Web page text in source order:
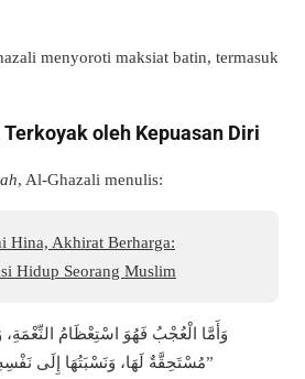
menyoroti maksiat batin, termasuk
oleh Kepuasan Diri
, Al-Ghazali menulis:
Hina, Akhirat Berharga:
Hidup Seorang Muslim
مُسْتَحِقَّةٌ لَهَا، وَنَسْبَتُهَا إِلَى نَفْسِهِ لا إِلَى اللَّهِ تَعَالَى”